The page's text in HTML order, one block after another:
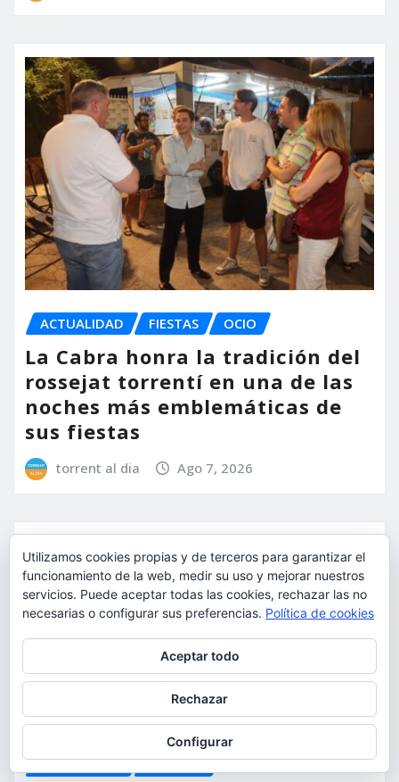
ACTUALIDAD FIESTAS OCIO
La Cabra honra la tradición del
rossejat torrentí en una de las
noches más emblemáticas de
sus fiestas
torrent al dia Ago 7, 2026
ACTUALIDAD SUCESOS
Utilizamos cookies propias y de terceros para garantizar el
funcionamiento de la web, medir su uso y mejorar nuestros
servicios. Puede aceptar todas las cookies, rechazar las no
necesarias o configurar sus preferencias. Política de cookies
Aceptar todo
Rechazar
Configurar
Para obtener más información, incluido cómo gestionar las cookies,